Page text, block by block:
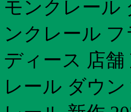
モンクレール
ンクレール
ディース 店舗
レール ダウ